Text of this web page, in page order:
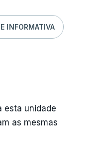
INFORMATIVA
esta unidade
as mesmas